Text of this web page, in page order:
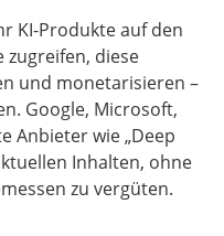
KI-Produkte auf den
zugreifen, diese
und monetarisieren –
Google, Microsoft,
Anbieter wie „Deep
Inhalten, ohne
zu vergüten.